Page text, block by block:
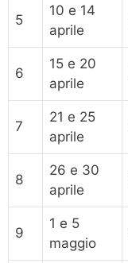
5
10 e 14
aprile
6
15 e 20
aprile
7
21 e 25
aprile
8
26 e 30
aprile
9
1 e 5
maggio